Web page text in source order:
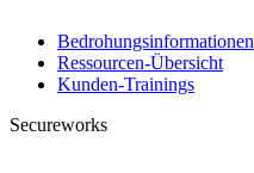
Bedrohungsinformationen
Ressourcen-Übersicht
Kunden-Trainings
Secureworks